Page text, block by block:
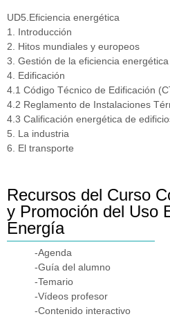
UD5.Eficiencia energética
1. Introducción
2. Hitos mundiales y europeos
3. Gestión de la eficiencia
4. Edificación
4.1 Código Técnico de Edificación
4.2 Reglamento de Instalaciones
4.3 Calificación energética de
5. La industria
6. El transporte
Recursos del Curso
y Promoción del Uso
Energía
-Agenda
-Guía del alumno
-Temario
-Vídeos profesor
-Contenido interactivo